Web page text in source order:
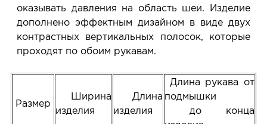
оказывать давления на область шеи. Изделие
дополнено эффектным дизайном в виде двух
контрастных вертикальных полосок, которые
проходят по обоим рукавам.
Размер
Ширина
изделия
Длина
изделия
Длина рукава от
подмышки
до конца